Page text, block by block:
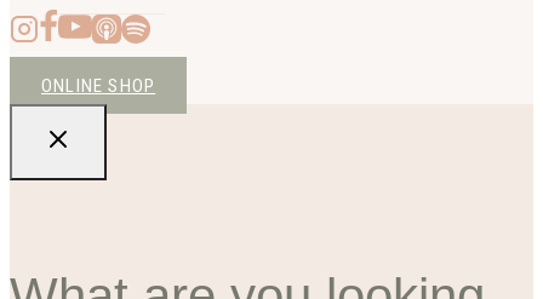
ONLINE SHOP